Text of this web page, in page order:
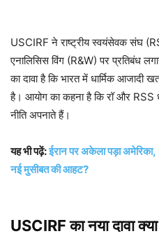
USCIRF ने राष्ट्रीय स्वयंसेवक संघ
एनालिसिस विंग (R&W) पर प्रतिबंध
का दावा है कि भारत में धार्मिक आजादी
है। आयोग का कहना है कि रॉ और RSS
नीति अपनाते हैं।
यह भी पढ़ें:ईरान पर अकेला पड़ा
नई मुसीबत की आहट?
USCIRF का नया दावा